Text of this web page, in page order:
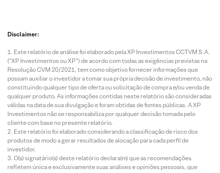
Disclaimer:
Este relatório de análise foi elaborado pela XP Investimentos CCTVM S.A.
(“XP Investimentos ou XP”) de acordo com todas as exigências previstas na
Resolução CVM 20/2021, tem como objetivo fornecer informações que
possam auxiliar o investidor a tomar sua própria decisão de investimento, não
constituindo qualquer tipo de oferta ou solicitação de compra e/ou venda de
qualquer produto. As informações contidas neste relatório são consideradas
válidas na data de sua divulgação e foram obtidas de fontes públicas. A XP
Investimentos não se responsabiliza por qualquer decisão tomada pelo
cliente com base no presente relatório.
Este relatório foi elaborado considerando a classificação de risco dos
produtos de modo a gerar resultados de alocação para cada perfil de
investidor.
O(s) signatário(s) deste relatório declara(m) que as recomendações
refletem única e exclusivamente suas análises e opiniões pessoais, que